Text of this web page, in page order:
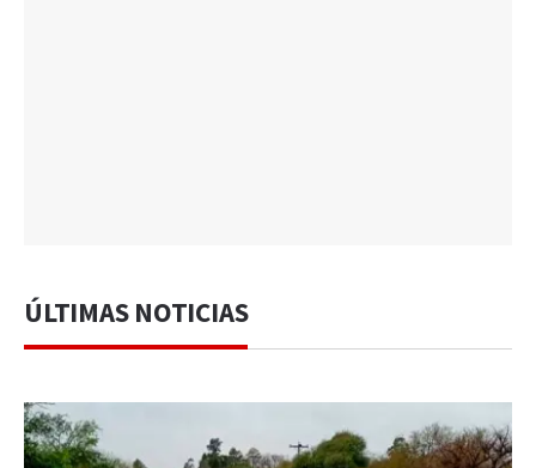
ÚLTIMAS NOTICIAS